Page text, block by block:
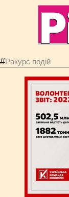
#Ракурс подій